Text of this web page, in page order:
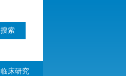
临床研究